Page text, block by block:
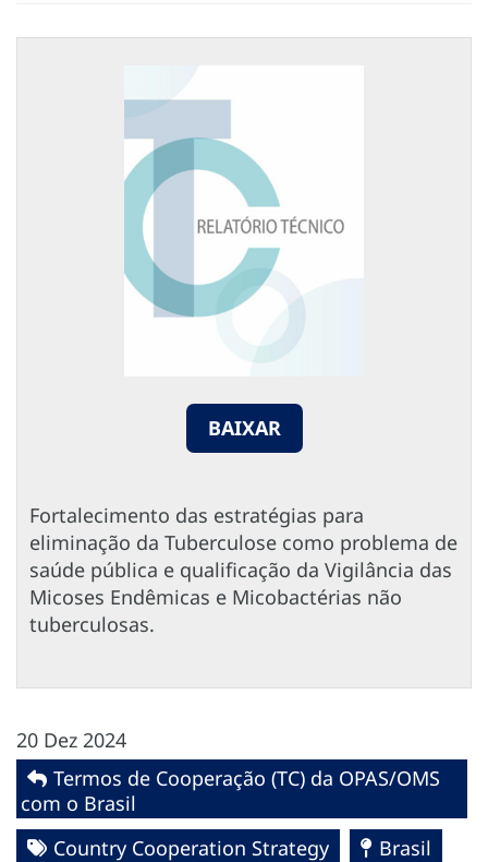
BAIXAR
Fortalecimento das estratégias para
eliminação da Tuberculose como problema de
saúde pública e qualificação da Vigilância das
Micoses Endêmicas e Micobactérias não
tuberculosas.
20 Dez 2024
Termos de Cooperação (TC) da OPAS/OMS
com o Brasil
Country Cooperation Strategy
Brasil